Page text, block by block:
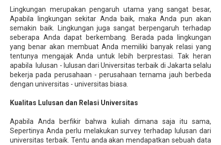
Lingkungan merupakan pengaruh utama yang sangat besar,
Apabila lingkungan sekitar Anda baik, maka Anda pun akan
semakin baik. Lingkungan juga sangat berpengaruh terhadap
seberapa Anda dapat berkembang. Berada pada lingkungan
yang benar akan membuat Anda memiliki banyak relasi yang
tentunya mengajak Anda untuk lebih berprestasi. Tak heran
apabila lulusan - lulusan dari Universitas terbaik di Jakarta selalu
bekerja pada perusahaan - perusahaan ternama jauh berbeda
dengan universitas - universitas biasa.
Kualitas Lulusan dan Relasi Universitas
Apabila Anda berfikir bahwa kuliah dimana saja itu sama,
Sepertinya Anda perlu melakukan survey terhadap lulusan dari
universitas terbaik. Tentu anda akan mendapatkan sebuah data